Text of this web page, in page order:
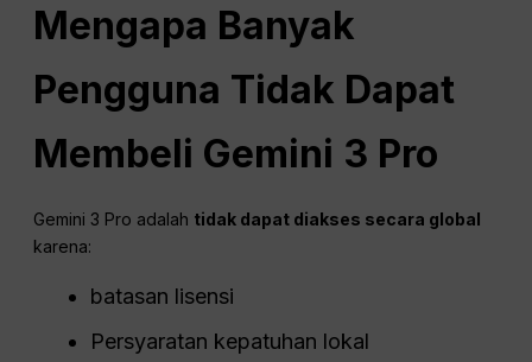
Mengapa Banyak
Pengguna Tidak Dapat
Membeli Gemini 3 Pro
Gemini 3 Pro adalah tidak dapat diakses secara global
karena:
batasan lisensi
Persyaratan kepatuhan lokal